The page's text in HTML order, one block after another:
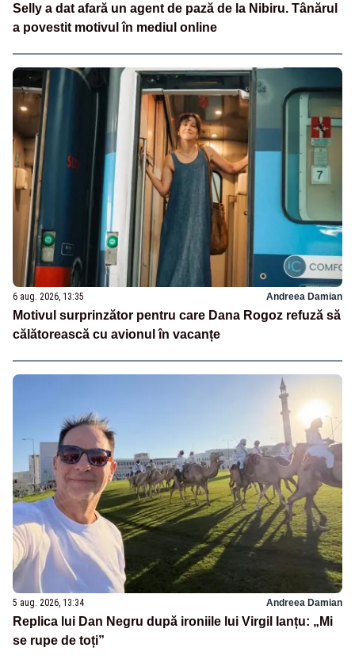
Selly a dat afară un agent de pază de la Nibiru. Tânărul
a povestit motivul în mediul online
6 aug. 2026, 13:35 Andreea Damian
Motivul surprinzător pentru care Dana Rogoz refuză să
călătorească cu avionul în vacanțe
5 aug. 2026, 13:34 Andreea Damian
Replica lui Dan Negru după ironiile lui Virgil Ianțu: „Mi
se rupe de toți”